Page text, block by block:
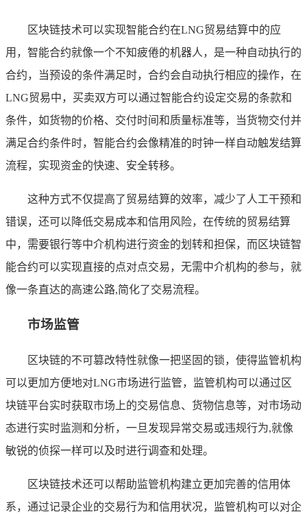
区块链技术可以实现智能合约在LNG贸易结算中的应
用，智能合约就像一个不知疲倦的机器人，是一种自动执行的
合约，当预设的条件满足时，合约会自动执行相应的操作，在
LNG贸易中，买卖双方可以通过智能合约设定交易的条款和
条件，如货物的价格、交付时间和质量标准等，当货物交付并
满足合约条件时，智能合约会像精准的时钟一样自动触发结算
流程，实现资金的快速、安全转移。
这种方式不仅提高了贸易结算的效率，减少了人工干预和
错误，还可以降低交易成本和信用风险，在传统的贸易结算
中，需要银行等中介机构进行资金的划转和担保，而区块链智
能合约可以实现直接的点对点交易，无需中介机构的参与，就
像一条直达的高速公路,简化了交易流程。
市场监管
区块链的不可篡改特性就像一把坚固的锁，使得监管机构
可以更加方便地对LNG市场进行监管，监管机构可以通过区
块链平台实时获取市场上的交易信息、货物信息等，对市场动
态进行实时监测和分析，一旦发现异常交易或违规行为,就像
敏锐的侦探一样可以及时进行调查和处理。
区块链技术还可以帮助监管机构建立更加完善的信用体
系，通过记录企业的交易行为和信用状况，监管机构可以对企